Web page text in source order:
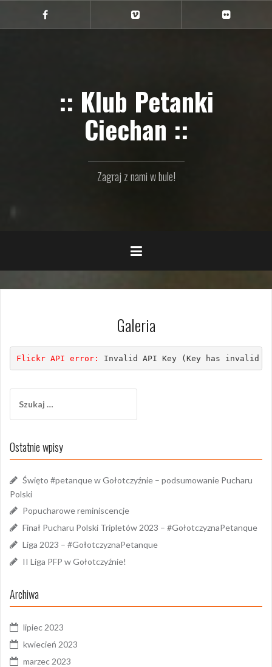
treści
Ciechan
na
na
na
:: Klub Petanki
Ciechan ::
Zagraj z nami w bule!
Galeria
Flickr API error: Invalid API Key (Key has invalid
Ostatnie wpisy
Święto #petanque w Gołotczyźnie – podsumowanie Pucharu
Polski
Popucharowe reminiscencje
Finał Pucharu Polski Tripletów 2023 – #GołotczyznaPetanque
Liga 2023 – #GołotczyznaPetanque
II Liga PFP w Gołotczyźnie!
Archiwa
lipiec 2023
kwiecień 2023
marzec 2023